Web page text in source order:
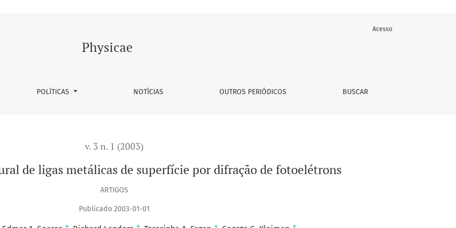
superfície por difração de fotoelétrons
Physicae
POLÍTICAS NOTÍCIAS OUTROS PERIÓDICOS BUSCAR
Acesso
v. 3 n. 1 (2003)
de ligas metálicas de superfície por difração de fotoelétrons
ARTIGOS
Publicado 2003-01-01
+ + + +